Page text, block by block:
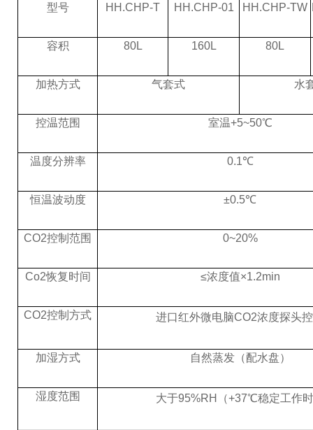
型号 HH.CHP-T HH.CHP-01 HH.CHP-TW
容积 80L 160L 80L
加热方式 气套式 水
控温范围 室温+5~50℃
温度分辨率 0.1℃
恒温波动度 ±0.5℃
CO2控制范围 0~20%
Co2恢复时间 ≤浓度值×1.2min
CO2控制方式 进口红外微电脑CO2浓度探头
加湿方式 自然蒸发（配水盘）
湿度范围 大于95%RH（+37℃稳定工作